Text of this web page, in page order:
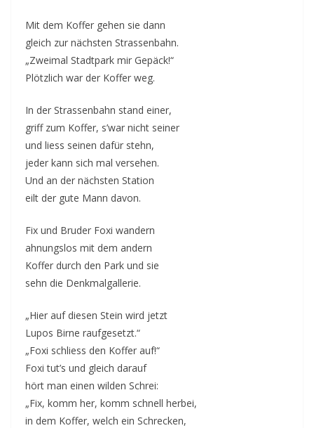
Mit dem Koffer gehen sie dann
gleich zur nächsten Strassenbahn.
„Zweimal Stadtpark mir Gepäck!“
Plötzlich war der Koffer weg.
In der Strassenbahn stand einer,
griff zum Koffer, s’war nicht seiner
und liess seinen dafür stehn,
jeder kann sich mal versehen.
Und an der nächsten Station
eilt der gute Mann davon.
Fix und Bruder Foxi wandern
ahnungslos mit dem andern
Koffer durch den Park und sie
sehn die Denkmalgallerie.
„Hier auf diesen Stein wird jetzt
Lupos Birne raufgesetzt.“
„Foxi schliess den Koffer auf!“
Foxi tut’s und gleich darauf
hört man einen wilden Schrei:
„Fix, komm her, komm schnell herbei,
in dem Koffer, welch ein Schrecken,